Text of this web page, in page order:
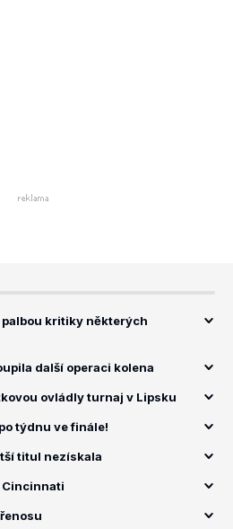
palbou kritiky některých
další operaci kolena
ovládly turnaj v Lipsku
týdnu ve finále!
titul nezískala
Cincinnati